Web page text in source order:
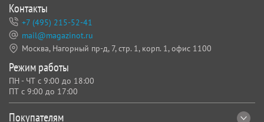
Покупателям
Контакты
+7 (495) 215-52-41
mail@magazinot.ru
Москва, Нагорный пр-д, 7, стр. 1, корп. 1, офис 1100
Режим работы
ПН - ЧТ с 9:00 до 18:00
ПТ с 9:00 до 17:00